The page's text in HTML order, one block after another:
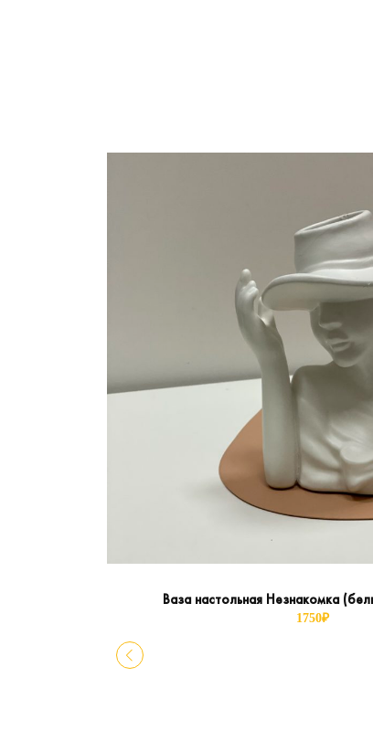
Ваза настольная Незнакомка
1750₽